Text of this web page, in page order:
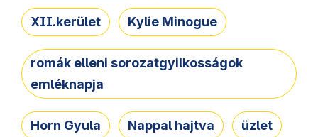
XII.kerület Kylie Minogue
romák elleni sorozatgyilkosságok
emléknapja
Horn Gyula Nappal hajtva üzlet